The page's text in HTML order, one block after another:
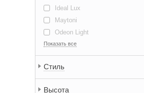
Ideal Lux
Maytoni
Odeon Light
Показать все
Стиль
Высота